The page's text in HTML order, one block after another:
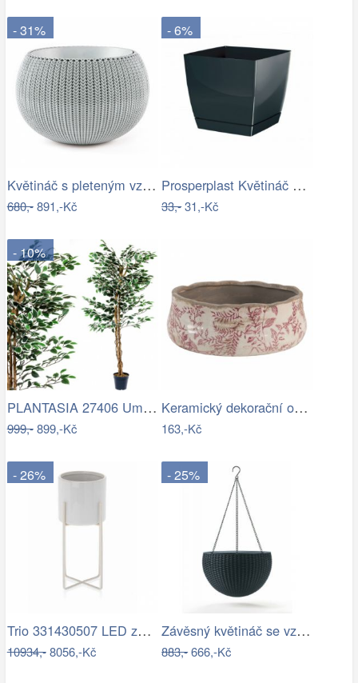
- 31%
Květináč s pleteným vzorem - RJ
680,-891,-Kč
- 6%
Prosperplast Květináč Coubi Square s…
33,-31,-Kč
- 10%
PLANTASIA 27406 Umělý strom rostlina -…
999,-899,-Kč
Keramický dekorační obal na květináč s…
163,-Kč
- 26%
Trio 331430507 LED závěsné stropní…
10934,-8056,-Kč
- 25%
Závěsný květináč se vzorem- RJ
883,-666,-Kč